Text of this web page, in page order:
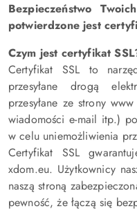
Bezpieczeństwo
potwierdzone jest
Czym jest certyfikat
Certyfikat SSL to
przesyłane drogą
przesyłane ze strony
wiadomości e-mail itp.)
w celu uniemożliwienia
Certyfikat SSL
xdom.eu. Użytkownicy
naszą stroną
pewność, że łączą się